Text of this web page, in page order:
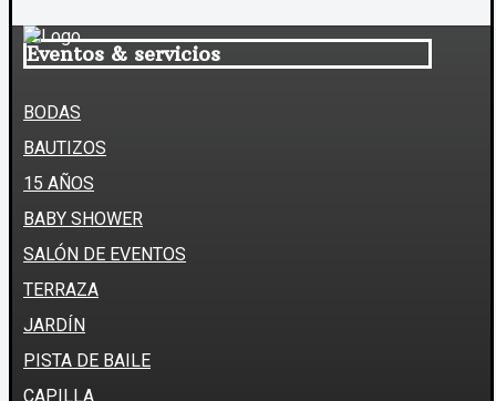
Eventos & servicios
BODAS
BAUTIZOS
15 AÑOS
BABY SHOWER
SALÓN DE EVENTOS
TERRAZA
JARDÍN
PISTA DE BAILE
CAPILLA